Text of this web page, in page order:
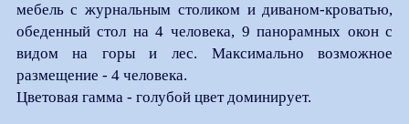
мебель с журнальным столиком и диваном-кроватью,
обеденный стол на 4 человека, 9 панорамных окон с
видом на горы и лес. Максимально возможное
размещение - 4 человека.
Цветовая гамма - голубой цвет доминирует.